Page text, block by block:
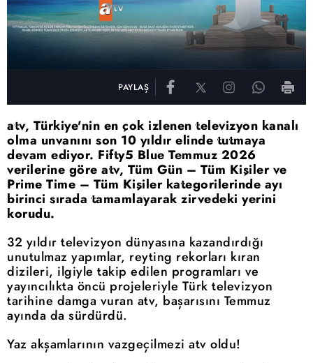
PAYLAŞ
atv, Türkiye'nin en çok izlenen televizyon kanalı
olma unvanını son 10 yıldır elinde tutmaya
devam ediyor. Fifty5 Blue Temmuz 2026
verilerine göre atv, Tüm Gün – Tüm Kişiler ve
Prime Time – Tüm Kişiler kategorilerinde ayı
birinci sırada tamamlayarak zirvedeki yerini
korudu.
32 yıldır televizyon dünyasına kazandırdığı
unutulmaz yapımlar, reyting rekorları kıran
dizileri, ilgiyle takip edilen programları ve
yayıncılıkta öncü projeleriyle Türk televizyon
tarihine damga vuran atv, başarısını Temmuz
ayında da sürdürdü.
Yaz akşamlarının vazgeçilmezi atv oldu!